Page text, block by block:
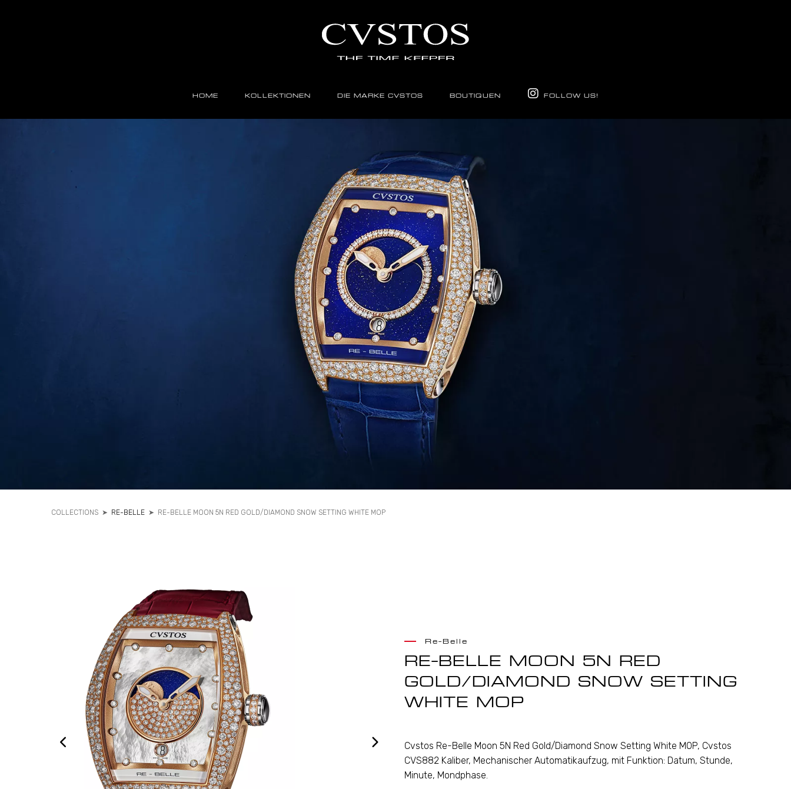
HOME KOLLEKTIONEN DIE MARKE CVSTOS BOUTIQUEN FOLLOW US!
COLLECTIONS ➤ RE-BELLE ➤ RE-BELLE MOON 5N RED GOLD/DIAMOND SNOW SETTING WHITE MOP
Re-Belle
RE-BELLE MOON 5N RED
GOLD/DIAMOND SNOW SETTING
WHITE MOP
Cvstos Re-Belle Moon 5N Red Gold/Diamond Snow Setting White MOP, Cvstos
CVS882 Kaliber, Mechanischer Automatikaufzug, mit Funktion: Datum, Stunde,
Minute, Mondphase.